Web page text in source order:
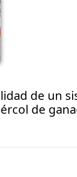
de un
de